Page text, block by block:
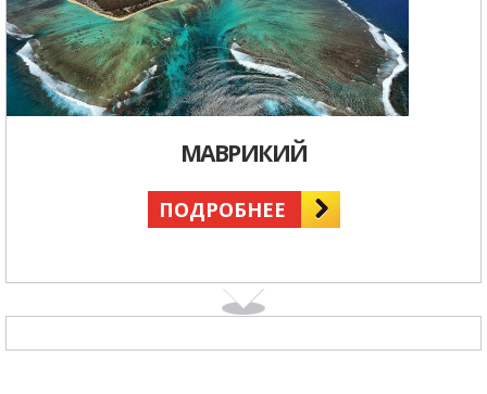
МАВРИКИЙ
ПОДРОБНЕЕ